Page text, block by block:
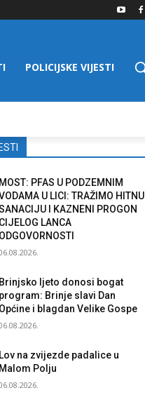
POLICIJSKE VIJESTI
MOST: PFAS U PODZEMNIM
U LICI: TRAŽIMO HITNU
I KAZNENI PROGON
CIJELOG LANCA
ODGOVORNOSTI
Brinjsko ljeto donosi bogat
program: Brinje slavi Dan
Općine i blagdan Velike Gospe
Lov na zvijezde padalice u
Malom Polju